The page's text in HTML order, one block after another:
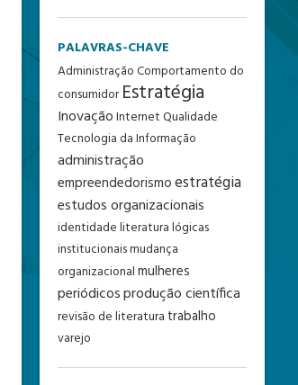
PALAVRAS-CHAVE
AdministraçãoComportamento do
consumidor Estratégia
InovaçãoInternetQualidade
Tecnologia da Informação
administração
empreendedorismoestratégia
estudos organizacionais
identidadeliteraturalógicas
institucionaismudança
organizacionalmulheres
periódicosprodução científica
revisão de literatura trabalho
varejo